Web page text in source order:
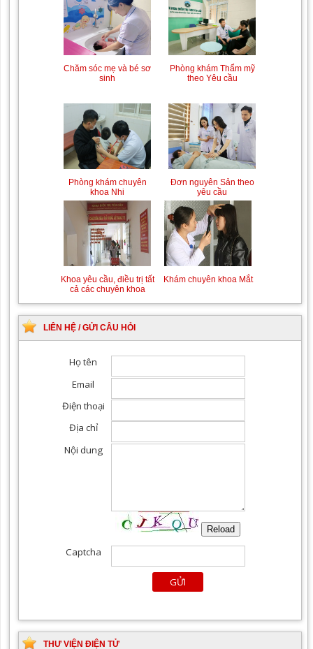
Trung tâm chăm sóc mẹ
bầu và sau sinh
Khám bệnh nhân mắc
các bệnh lý về xương,
Phòng khám chuyên
khoa Nhi
Chiếu tia Plasma lạnh hỗ
trợ điều trị vết thương
Đơn nguyên Sản theo
yêu cầu
Khám bệnh nhân sau
phẫu thuật
cả các chuyên khoa
Khám Ngoại khoa
Đội ngũ hướng dẫn
LIÊN HỆ / GỬI CÂU HỎI
THƯ VIỆN ĐIỆN TỬ